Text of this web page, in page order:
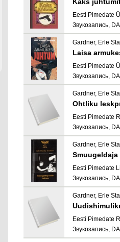
Eesti Pimedate
Звукозапись,
Gardner, Erle
Laisa
Eesti Pimedate
Звукозапись,
Gardner, Erle
Ohtliku
Eesti Pimedate
Звукозапись,
Gardner, Erle
Eesti Pimedate
Звукозапись,
Gardner, Erle
Eesti Pimedate
Звукозапись,